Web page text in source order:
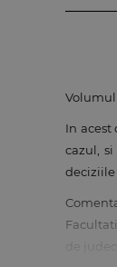
Volumul
In acest
cazul,
deciziile
de